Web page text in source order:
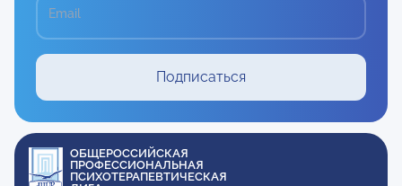
Email
Подписаться
ОБЩЕРОССИЙСКАЯ
ПРОФЕССИОНАЛЬНАЯ
ПСИХОТЕРАПЕВТИЧЕСКАЯ